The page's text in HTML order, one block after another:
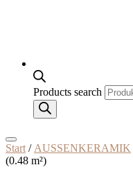
Products search
Start / AUSSENKERAMIK
(0.48 m²)